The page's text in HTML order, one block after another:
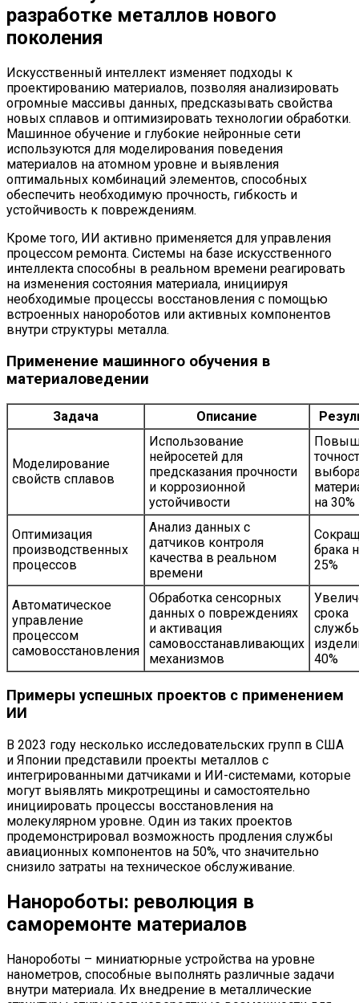
разработке металлов нового
поколения
Искусственный интеллект изменяет подходы к
проектированию материалов, позволяя анализировать
огромные массивы данных, предсказывать свойства
новых сплавов и оптимизировать технологии обработки.
Машинное обучение и глубокие нейронные сети
используются для моделирования поведения
материалов на атомном уровне и выявления
оптимальных комбинаций элементов, способных
обеспечить необходимую прочность, гибкость и
устойчивость к повреждениям.
Кроме того, ИИ активно применяется для управления
процессом ремонта. Системы на базе искусственного
интеллекта способны в реальном времени реагировать
на изменения состояния материала, инициируя
необходимые процессы восстановления с помощью
встроенных нанороботов или активных компонентов
внутри структуры металла.
Применение машинного обучения в
материаловедении
Задача Описание
Моделирование
свойств сплавов
Использование
нейросетей для
предсказания прочности
и коррозионной
устойчивости
на 30%
Оптимизация
производственных
процессов
Анализ данных с
датчиков контроля
качества в реальном
времени
брака
25%
Автоматическое
управление
процессом
самовосстановления
Обработка сенсорных
данных о повреждениях
и активация
самовосстанавливающих
механизмов
срока
40%
Примеры успешных проектов с применением
ИИ
В 2023 году несколько исследовательских групп в США
и Японии представили проекты металлов с
интегрированными датчиками и ИИ-системами, которые
могут выявлять микротрещины и самостоятельно
инициировать процессы восстановления на
молекулярном уровне. Один из таких проектов
продемонстрировал возможность продления службы
авиационных компонентов на 50%, что значительно
снизило затраты на техническое обслуживание.
Нанороботы: революция в
саморемонте материалов
Нанороботы – миниатюрные устройства на уровне
нанометров, способные выполнять различные задачи
внутри материала. Их внедрение в металлические